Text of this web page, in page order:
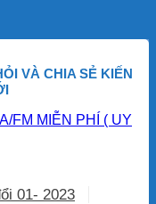
VÀ CHIA SẺ KIẾN
FM MIỄN PHÍ ( UY
01- 2023